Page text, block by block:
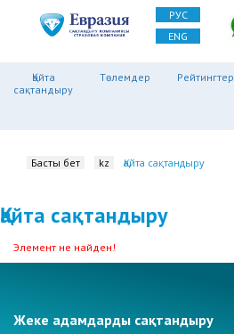
РУС
ENG
Қайта
сақтандыру
Төлемдер Рейтингтер
Басты бет kz Қайта сақтандыру
Қайта сақтандыру
Элемент не найден!
Жеке адамдарды сақтандыру